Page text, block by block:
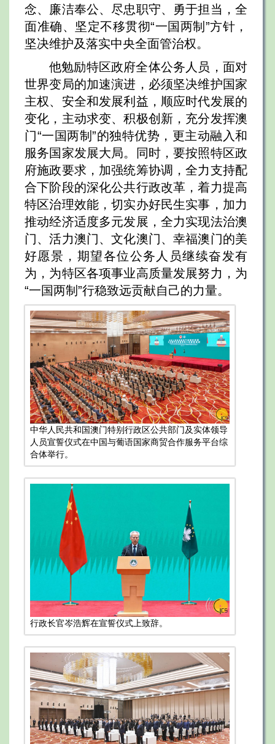
念、廉洁奉公、尽忠职守、勇于担当，全
面准确、坚定不移贯彻“一国两制”方针，
坚决维护及落实中央全面管治权。
他勉励特区政府全体公务人员，面对
世界变局的加速演进，必须坚决维护国家
主权、安全和发展利益，顺应时代发展的
变化，主动求变、积极创新，充分发挥澳
门“一国两制”的独特优势，更主动融入和
服务国家发展大局。同时，要按照特区政
府施政要求，加强统筹协调，全力支持配
合下阶段的深化公共行政改革，着力提高
特区治理效能，切实办好民生实事，加力
推动经济适度多元发展，全力实现法治澳
门、活力澳门、文化澳门、幸福澳门的美
好愿景，期望各位公务人员继续奋发有
为，为特区各项事业高质量发展努力，为
“一国两制”行稳致远贡献自己的力量。
中华人民共和国澳门特别行政区公共部门及实体领导
人员宣誓仪式在中国与葡语国家商贸合作服务平台综
合体举行。
行政长官岑浩辉在宣誓仪式上致辞。